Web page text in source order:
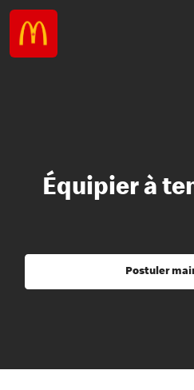
Équipier à
Postuler